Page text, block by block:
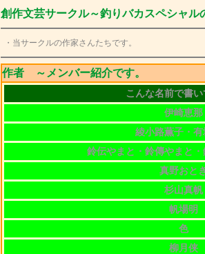
創作文芸サークル～釣りバカスペシャル
・当サークルの作家さんたちです。
作者 ～メンバー紹介です。
こんな名前で書い
伊崎恵那
綾小路薫子・
鈴伝やまと・鈴傳やまと
真野おと
杉山真帆
帆場明
色
柳月侠